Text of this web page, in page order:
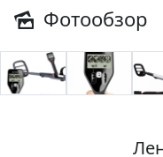
Фотообзор